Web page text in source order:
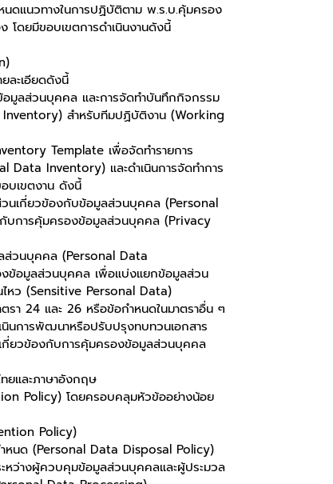
นดแนวทางในการปฏิบัติตาม พ.ร.บ.คุ้มครอง
ดยมีขอบเขตการดำเนินงานดังนี้
ละเอียดดังนี้
มูลส่วนบุคคล และการจัดทำบันทึกกิจกรรม
สำหรับทีมปฏิบัติงาน (Working
Template เพื่อจัดทำรายการ
Data Inventory) และดำเนินการจัดทำการ
บเขตงาน ดังนี้
นเกี่ยวข้องกับข้อมูลส่วนบุคคล (Personal
บการคุ้มครองข้อมูลส่วนบุคคล (Privacy
ลส่วนบุคคล (Personal Data
ข้อมูลส่วนบุคคล เพื่อแบ่งแยกข้อมูลส่วน
หว (Sensitive Personal Data)
รา 24 และ 26 หรือข้อกำหนดในมาตราอื่น ๆ
นการพัฒนาหรือปรับปรุงทบทวนเอกสาร
กี่ยวข้องกับการคุ้มครองข้อมูลส่วนบุคคล
ยและภาษาอังกฤษ
Policy) โดยครอบคลุมหัวข้ออย่างน้อย
Policy)
หนด (Personal Data Disposal Policy)
หว่างผู้ควบคุมข้อมูลส่วนบุคคลและผู้ประมวล